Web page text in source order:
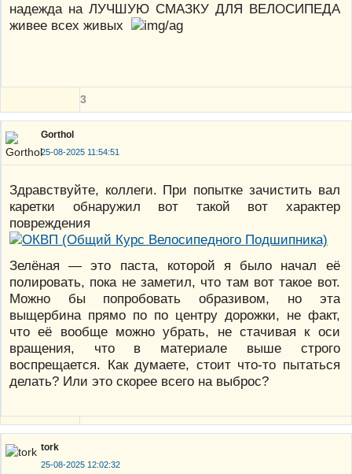
надежда на ЛУЧШУЮ СМАЗКУ ДЛЯ ВЕЛОСИПЕДА
живее всех живых
3
Gorthol
25-08-2025 11:54:51
Здравствуйте, коллеги. При попытке зачистить вал
каретки обнаружил вот такой вот характер
повреждения
Зелёная — это паста, которой я было начал её
полировать, пока не заметил, что там вот такое вот.
Можно бы попробовать образивом, но эта
выщербина прямо по по центру дорожки, не факт,
что её вообще можно убрать, не стачивая к оси
вращения, что в материале выше строго
воспрещается. Как думаете, стоит что-то пытаться
делать? Или это скорее всего на выброс?
tork
25-08-2025 12:02:32